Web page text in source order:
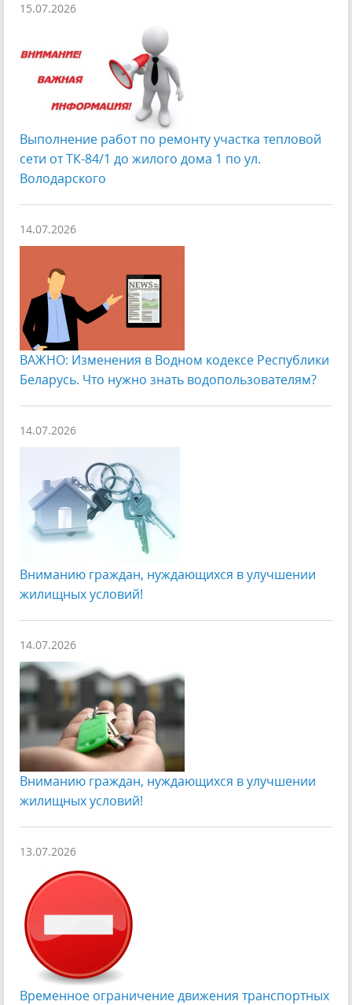
15.07.2026
Выполнение работ по ремонту участка тепловой
сети от ТК-84/1 до жилого дома 1 по ул.
Володарского
14.07.2026
ВАЖНО: Изменения в Водном кодексе Республики
Беларусь. Что нужно знать водопользователям?
14.07.2026
Вниманию граждан, нуждающихся в улучшении
жилищных условий!
14.07.2026
Вниманию граждан, нуждающихся в улучшении
жилищных условий!
13.07.2026
Временное ограничение движения транспортных